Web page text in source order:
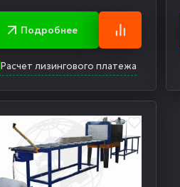
Подробнее
Расчет лизингового платежа